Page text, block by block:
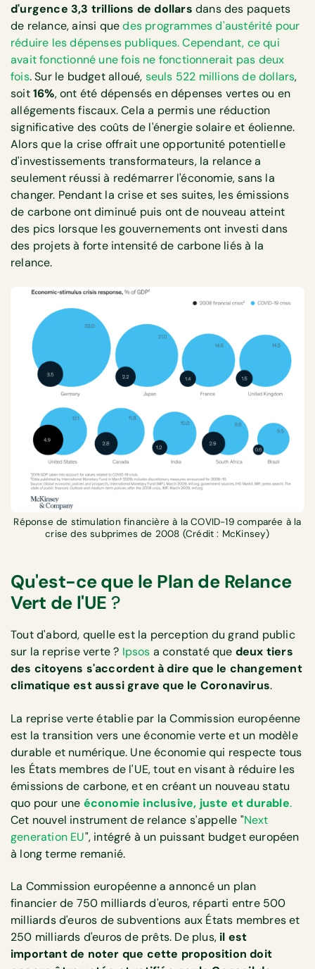
d'urgence 3,3 trillions de dollars dans des paquets
de relance, ainsi quedes programmes d'austérité pour
réduire les dépenses publiques. Cependant, ce qui
avait fonctionné une fois ne fonctionnerait pas deux
fois. Sur le budget alloué, seuls 522 millions de dollars,
soit16%, ont été dépensés en dépenses vertes ou en
allégements fiscaux. Cela a permis une réduction
significative des coûts de l'énergie solaire et éolienne.
Alors que la crise offrait une opportunité potentielle
d'investissements transformateurs, la relance a
seulement réussi à redémarrer l'économie, sans la
changer. Pendant la crise et ses suites, les émissions
de carbone ont diminué puis ont de nouveau atteint
des pics lorsque les gouvernements ont investi dans
des projets à forte intensité de carbone liés à la
relance.
Réponse de stimulation financière à la COVID-19 comparée à la
crise des subprimes de 2008 (Crédit : McKinsey)
Qu'est-ce que le Plan de Relance
Vert de l'UE ?
Tout d'abord, quelle est la perception du grand public
sur la reprise verte ? Ipsos a constaté que deux tiers
des citoyens s'accordent à dire que le changement
climatique est aussi grave que le Coronavirus.
La reprise verte établie par la Commission européenne
est la transition vers une économie verte et un modèle
durable et numérique. Une économie qui respecte tous
les États membres de l'UE, tout en visant à réduire les
émissions de carbone, et en créant un nouveau statu
quo pour une économie inclusive, juste et durable.
Cet nouvel instrument de relance s'appelle "Next
generation EU", intégré à un puissant budget européen
à long terme remanié.
La Commission européenne a annoncé un plan
financier de 750 milliards d'euros, réparti entre 500
milliards d'euros de subventions aux États membres et
250 milliards d'euros de prêts. De plus, il est
important de noter que cette proposition doit